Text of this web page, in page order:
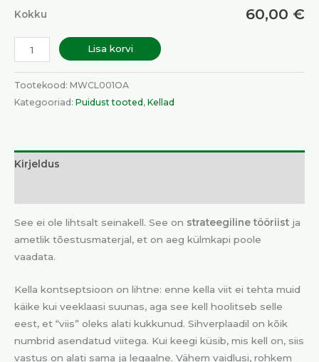
Kokku 60,00 €
Lisa korvi
Tootekood: MWCL001OA
Kategooriad: Puidust tooted , Kellad
Kirjeldus
See ei ole lihtsalt seinakell. See on strateegiline tööriist ja
ametlik tõestusmaterjal, et on aeg külmkapi poole
vaadata.
Kella kontseptsioon on lihtne: enne kella viit ei tehta muid
käike kui veeklaasi suunas, aga see kell hoolitseb selle
eest, et “viis” oleks alati kukkunud. Sihverplaadil on kõik
numbrid asendatud viitega. Kui keegi küsib, mis kell on, siis
vastus on alati sama ja legaalne. Vähem vaidlusi, rohkem